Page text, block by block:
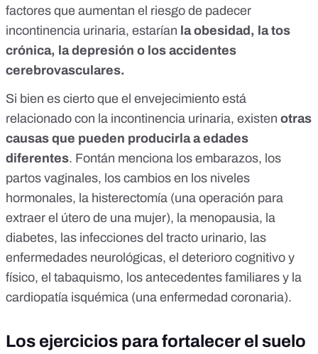
factores que aumentan el riesgo de padecer
incontinencia urinaria, estarían la obesidad, la tos
crónica, la depresión o los accidentes
cerebrovasculares.
Si bien es cierto que el envejecimiento está
relacionado con la incontinencia urinaria, existen otras
causas que pueden producirla a edades
diferentes. Fontán menciona los embarazos, los
partos vaginales, los cambios en los niveles
hormonales, la histerectomía (una operación para
extraer el útero de una mujer), la menopausia, la
diabetes, las infecciones del tracto urinario, las
enfermedades neurológicas, el deterioro cognitivo y
físico, el tabaquismo, los antecedentes familiares y la
cardiopatía isquémica (una enfermedad coronaria).
Los ejercicios para fortalecer el suelo